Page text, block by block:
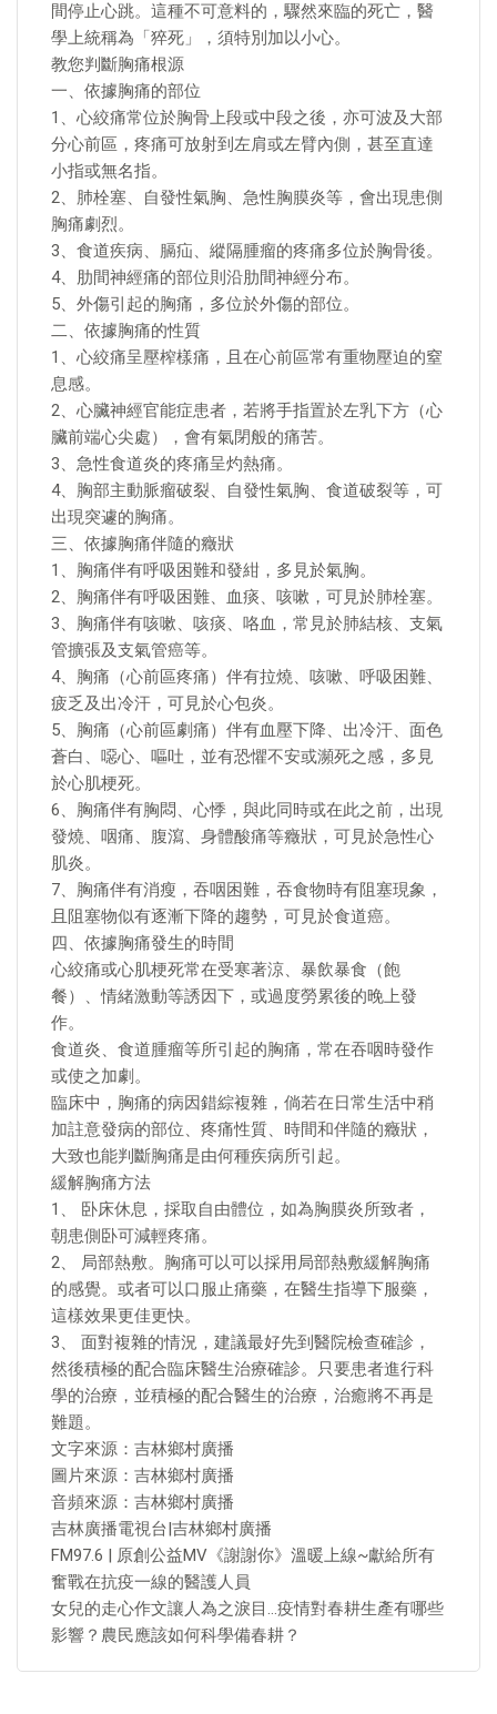
間停止心跳。這種不可意料的，驟然來臨的死亡，醫
學上統稱為「猝死」，須特別加以小心。
教您判斷胸痛根源
一、依據胸痛的部位
1、心絞痛常位於胸骨上段或中段之後，亦可波及大部
分心前區，疼痛可放射到左肩或左臂內側，甚至直達
小指或無名指。
2、肺栓塞、自發性氣胸、急性胸膜炎等，會出現患側
胸痛劇烈。
3、食道疾病、膈疝、縱隔腫瘤的疼痛多位於胸骨後。
4、肋間神經痛的部位則沿肋間神經分布。
5、外傷引起的胸痛，多位於外傷的部位。
二、依據胸痛的性質
1、心絞痛呈壓榨樣痛，且在心前區常有重物壓迫的窒
息感。
2、心臟神經官能症患者，若將手指置於左乳下方（心
臟前端心尖處），會有氣閉般的痛苦。
3、急性食道炎的疼痛呈灼熱痛。
4、胸部主動脈瘤破裂、自發性氣胸、食道破裂等，可
出現突遽的胸痛。
三、依據胸痛伴隨的癥狀
1、胸痛伴有呼吸困難和發紺，多見於氣胸。
2、胸痛伴有呼吸困難、血痰、咳嗽，可見於肺栓塞。
3、胸痛伴有咳嗽、咳痰、咯血，常見於肺結核、支氣
管擴張及支氣管癌等。
4、胸痛（心前區疼痛）伴有拉燒、咳嗽、呼吸困難、
疲乏及出冷汗，可見於心包炎。
5、胸痛（心前區劇痛）伴有血壓下降、出冷汗、面色
蒼白、噁心、嘔吐，並有恐懼不安或瀕死之感，多見
於心肌梗死。
6、胸痛伴有胸悶、心悸，與此同時或在此之前，出現
發燒、咽痛、腹瀉、身體酸痛等癥狀，可見於急性心
肌炎。
7、胸痛伴有消瘦，吞咽困難，吞食物時有阻塞現象，
且阻塞物似有逐漸下降的趨勢，可見於食道癌。
四、依據胸痛發生的時間
心絞痛或心肌梗死常在受寒著涼、暴飲暴食（飽
餐）、情緒激動等誘因下，或過度勞累後的晚上發
作。
食道炎、食道腫瘤等所引起的胸痛，常在吞咽時發作
或使之加劇。
臨床中，胸痛的病因錯綜複雜，倘若在日常生活中稍
加註意發病的部位、疼痛性質、時間和伴隨的癥狀，
大致也能判斷胸痛是由何種疾病所引起。
緩解胸痛方法
1、 卧床休息，採取自由體位，如為胸膜炎所致者，
朝患側卧可減輕疼痛。
2、 局部熱敷。胸痛可以可以採用局部熱敷緩解胸痛
的感覺。或者可以口服止痛藥，在醫生指導下服藥，
這樣效果更佳更快。
3、 面對複雜的情況，建議最好先到醫院檢查確診，
然後積極的配合臨床醫生治療確診。只要患者進行科
學的治療，並積極的配合醫生的治療，治癒將不再是
難題。
文字來源：吉林鄉村廣播
圖片來源：吉林鄉村廣播
音頻來源：吉林鄉村廣播
吉林廣播電視台|吉林鄉村廣播
FM97.6 | 原創公益MV《謝謝你》溫暖上線~獻給所有
奮戰在抗疫一線的醫護人員
女兒的走心作文讓人為之淚目…疫情對春耕生產有哪些
影響？農民應該如何科學備春耕？